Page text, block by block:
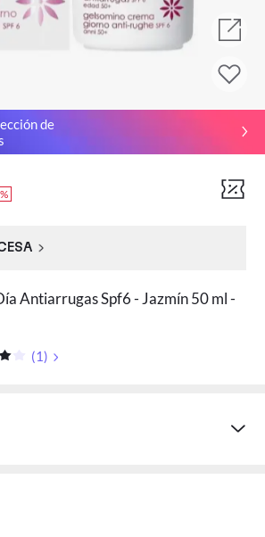
de
Antiarrugas Spf6 - Jazmín 50 ml -
(1)